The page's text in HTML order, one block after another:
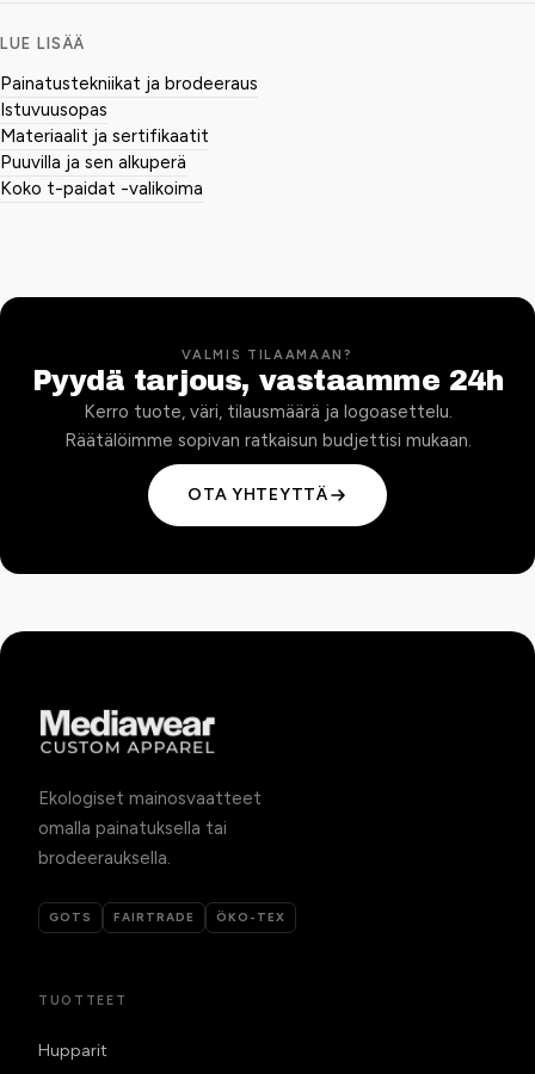
LUE LISÄÄ
Painatustekniikat ja brodeeraus
Istuvuusopas
Materiaalit ja sertifikaatit
Puuvilla ja sen alkuperä
Koko t-paidat -valikoima
VALMIS TILAAMAAN?
Pyydä tarjous, vastaamme 24h
Kerro tuote, väri, tilausmäärä ja logoasettelu.
Räätälöimme sopivan ratkaisun budjettisi mukaan.
OTA YHTEYTTÄ
Ekologiset mainosvaatteet
omalla painatuksella tai
brodeerauksella.
GOTS FAIRTRADE ÖKO-TEX
TUOTTEET
Hupparit